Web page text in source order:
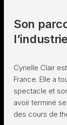
Son
Cyrielle Clair
France. Elle a
spectacle et
avoir terminé
des cours de